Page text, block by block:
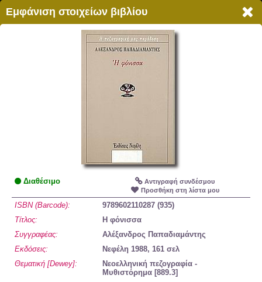
myLib
Σχολική Βιβλιοθήκη 2ο ΓΕΝΙΚΟ
Βιβλία :0
Ανακοινώσεις
Εμφάνιση στοιχείων βιβλίου
Διαθέσιμο
Αντιγραφή συνδέσμου
Προσθήκη στη λίστα μου
ISBN (Barcode):
9789602110287 (935)
Τίτλος:
Η φόνισσα
Συγγραφέας:
Αλέξανδρος Παπαδιαμάντης
Εκδόσεις:
Νεφέλη 1988, 161 σελ
Θεματική [Dewey]:
Νεοελληνική πεζογραφία -
Μυθιστόρημα [889.3]